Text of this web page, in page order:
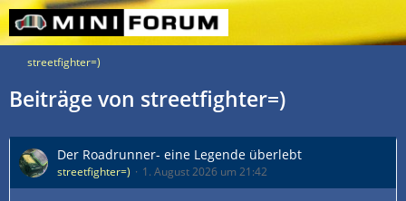
streetfighter=)
Beiträge von streetfighter=)
Der Roadrunner- eine Legende überlebt
streetfighter=) 1. August 2026 um 21:42